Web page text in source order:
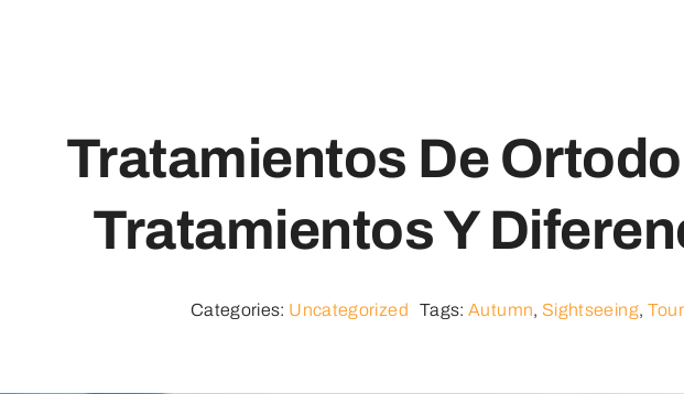
Tratamientos De
Tratamientos Y
Categories: Uncategorized Tags:Autumn, Sightseeing, Tour